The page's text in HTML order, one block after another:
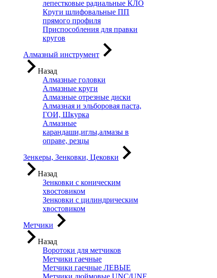
лепестковые радиальные КЛО
Круги шлифовальные ПП
прямого профиля
Приспособления для правки
кругов
Алмазный инструмент
Назад
Алмазные головки
Алмазные круги
Алмазные отрезные диски
Алмазная и эльборовая паста,
ГОИ, Шкурка
Алмазные
карандаши,иглы,алмазы в
оправе, резцы
Зенкеры, Зенковки, Цековки
Назад
Зенковки с коническим
хвостовиком
Зенковки с цилиндрическим
хвостовиком
Метчики
Назад
Воротоки для метчиков
Метчики гаечные
Метчики гаечные ЛЕВЫЕ
Метчики дюймовые UNC/UNF